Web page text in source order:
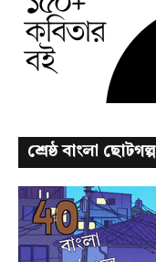
শ্রেষ্ঠ বাংলা ছোটগল্প